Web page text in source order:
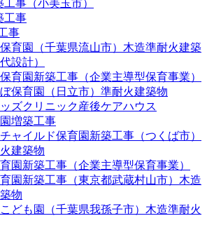
事（小美玉市）
工事
事
育園（千葉県流山市）木造準耐火建築
設計）
育園新築工事（企業主導型保育事業）
保育園（日立市）準耐火建築物
ズクリニック産後ケアハウス
増築工事
ャイルド保育園新築工事（つくば市）
建築物
園新築工事（企業主導型保育事業）
園新築工事（東京都武蔵村山市）木造
物
ども園（千葉県我孫子市）木造準耐火